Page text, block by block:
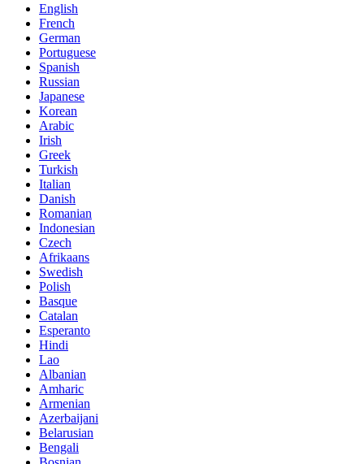
English
French
German
Portuguese
Spanish
Russian
Japanese
Korean
Arabic
Irish
Greek
Turkish
Italian
Danish
Romanian
Indonesian
Czech
Afrikaans
Swedish
Polish
Basque
Catalan
Esperanto
Hindi
Lao
Albanian
Amharic
Armenian
Azerbaijani
Belarusian
Bengali